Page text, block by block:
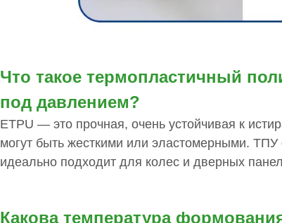
Что такое термопластичный
под давлением?
ETPU — это прочная, очень устойчивая к
могут быть жесткими или эластомерными.
идеально подходит для колес и дверных
Какова температура